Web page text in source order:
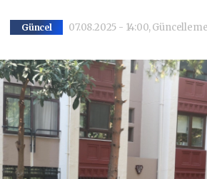
Güncel 07.08.2025 - 14:00,